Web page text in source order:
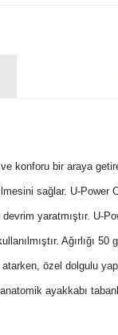
konforu bir araya
sağlar. U-
yaratmıştır. U-
Ağırlığı
atarken, özel dolgulu
ayakkabı